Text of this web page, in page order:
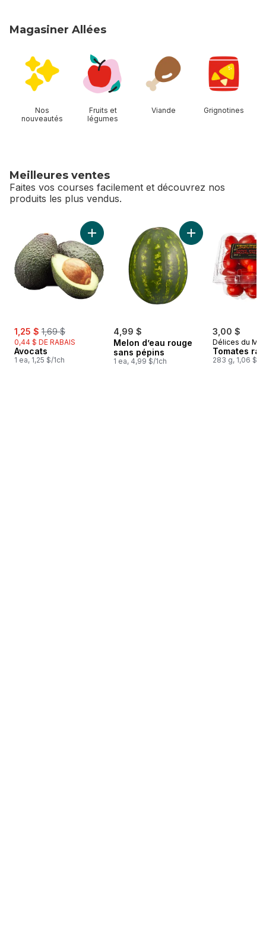
Magasiner Allées
Nos
nouveautés
Fruits et
légumes
Viande Grignotines
Meilleures ventes
Faites vos courses facilement et découvrez nos
produits les plus vendus.
sauter Meilleures ventes
sale:
1,25 $ , formerly:
1,69 $
0,44 $ DE RABAIS
Avocats
1 ea, 1,25 $/1ch
Ajouter Avocats au panier
4,99 $
Melon d’eau rouge
sans pépins
1 ea, 4,99 $/1ch
Ajouter Melon
3,00 $
Délices du
Tomates
283 g, 1,06 $/